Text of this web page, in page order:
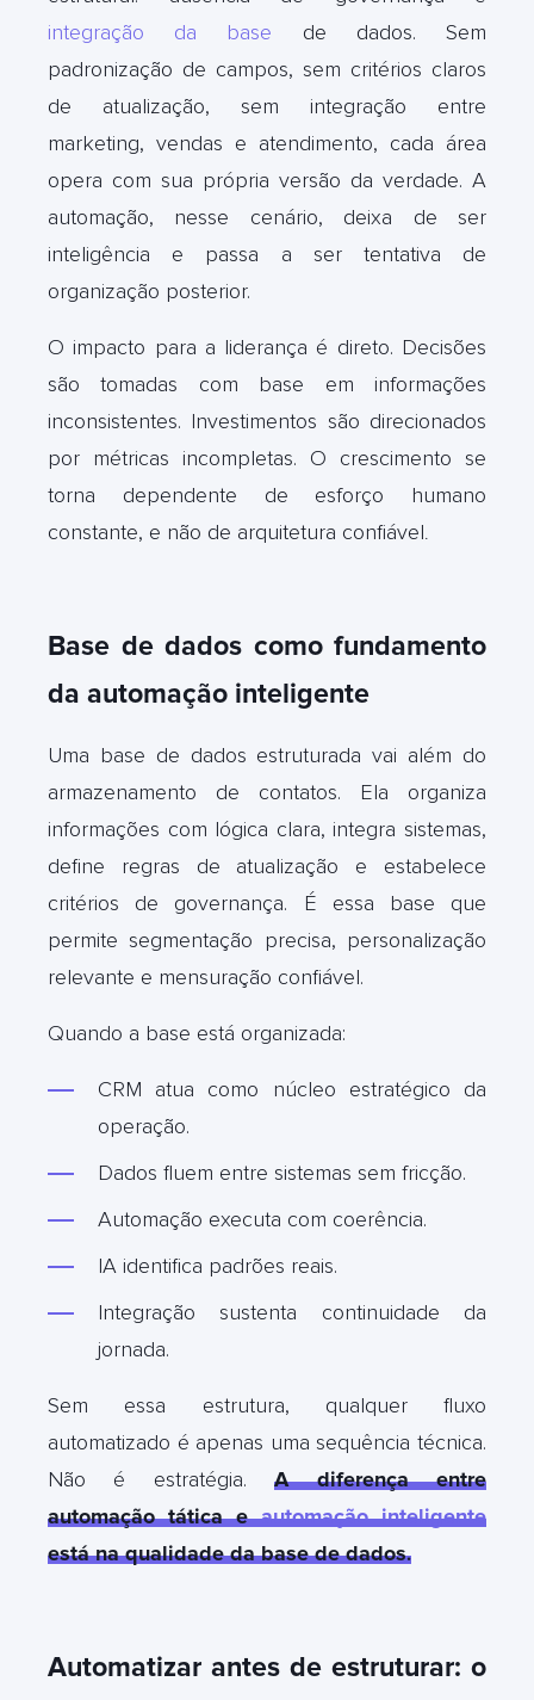
integração da base de dados. Sem
padronização de campos, sem critérios claros
de atualização, sem integração entre
marketing, vendas e atendimento, cada área
opera com sua própria versão da verdade. A
automação, nesse cenário, deixa de ser
inteligência e passa a ser tentativa de
organização posterior.
O impacto para a liderança é direto. Decisões
são tomadas com base em informações
inconsistentes. Investimentos são direcionados
por métricas incompletas. O crescimento se
torna dependente de esforço humano
constante, e não de arquitetura confiável.
Base de dados como fundamento
da automação inteligente
Uma base de dados estruturada vai além do
armazenamento de contatos. Ela organiza
informações com lógica clara, integra sistemas,
define regras de atualização e estabelece
critérios de governança. É essa base que
permite segmentação precisa, personalização
relevante e mensuração confiável.
Quando a base está organizada:
CRM atua como núcleo estratégico da
operação.
Dados fluem entre sistemas sem fricção.
Automação executa com coerência.
IA identifica padrões reais.
Integração sustenta continuidade da
jornada.
Sem essa estrutura, qualquer fluxo
automatizado é apenas uma sequência técnica.
Não é estratégia.A diferença entre
automação tática eautomação inteligente
está na qualidade da base de dados.
Automatizar antes de estruturar: o